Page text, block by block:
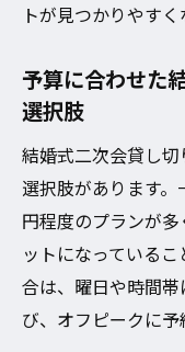
トが見つかりやすく
予算に合わせた
選択肢
結婚式二次会貸し
選択肢があります
円程度のプランが
ットになっている
合は、曜日や時間
び、オフピークに予